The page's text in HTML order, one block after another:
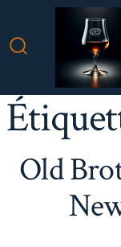
au
Bascule
Rechercher
Old